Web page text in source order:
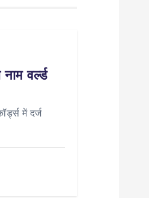
वर्ल्ड
में दर्ज